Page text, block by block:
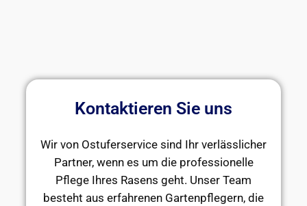
Kontaktieren Sie uns
Wir von Ostuferservice sind Ihr verlässlicher
Partner, wenn es um die professionelle
Pflege Ihres Rasens geht. Unser Team
besteht aus erfahrenen Gartenpflegern, die